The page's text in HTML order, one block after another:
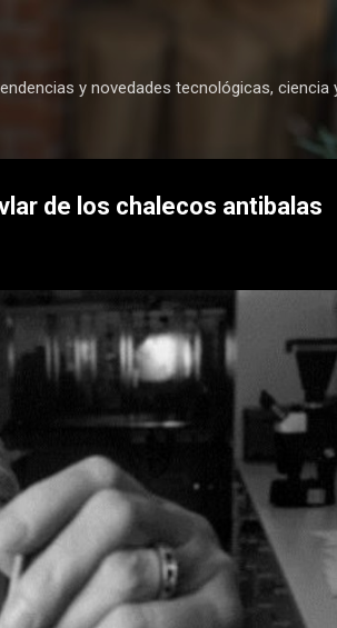
y novedades tecnológicas, ciencia
de los chalecos antibalas